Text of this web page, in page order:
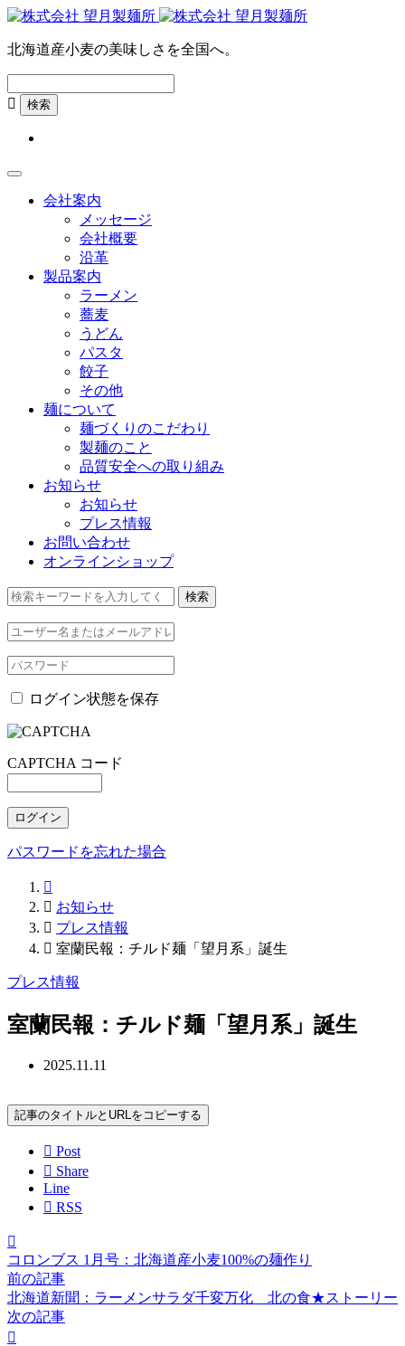
北海道産小麦の美味しさを全国へ。

会社案内
メッセージ
会社概要
沿革
製品案内
ラーメン
蕎麦
うどん
パスタ
餃子
その他
麺について
麺づくりのこだわり
製麺のこと
品質安全への取り組み
お知らせ
お知らせ
プレス情報
お問い合わせ
オンラインショップ
ログイン状態を保存
CAPTCHA コード
ログイン
パスワードを忘れた場合

 お知らせ
 プレス情報
 室蘭民報：チルド麺「望月系」誕生
プレス情報
室蘭民報：チルド麺「望月系」誕生
2025.11.11
記事のタイトルとURLをコピーする
 Post
 Share
Line
 RSS

コロンブス 1月号：北海道産小麦100%の麺作り
前の記事
北海道新聞：ラーメンサラダ千変万化 北の食★ストーリー
次の記事
